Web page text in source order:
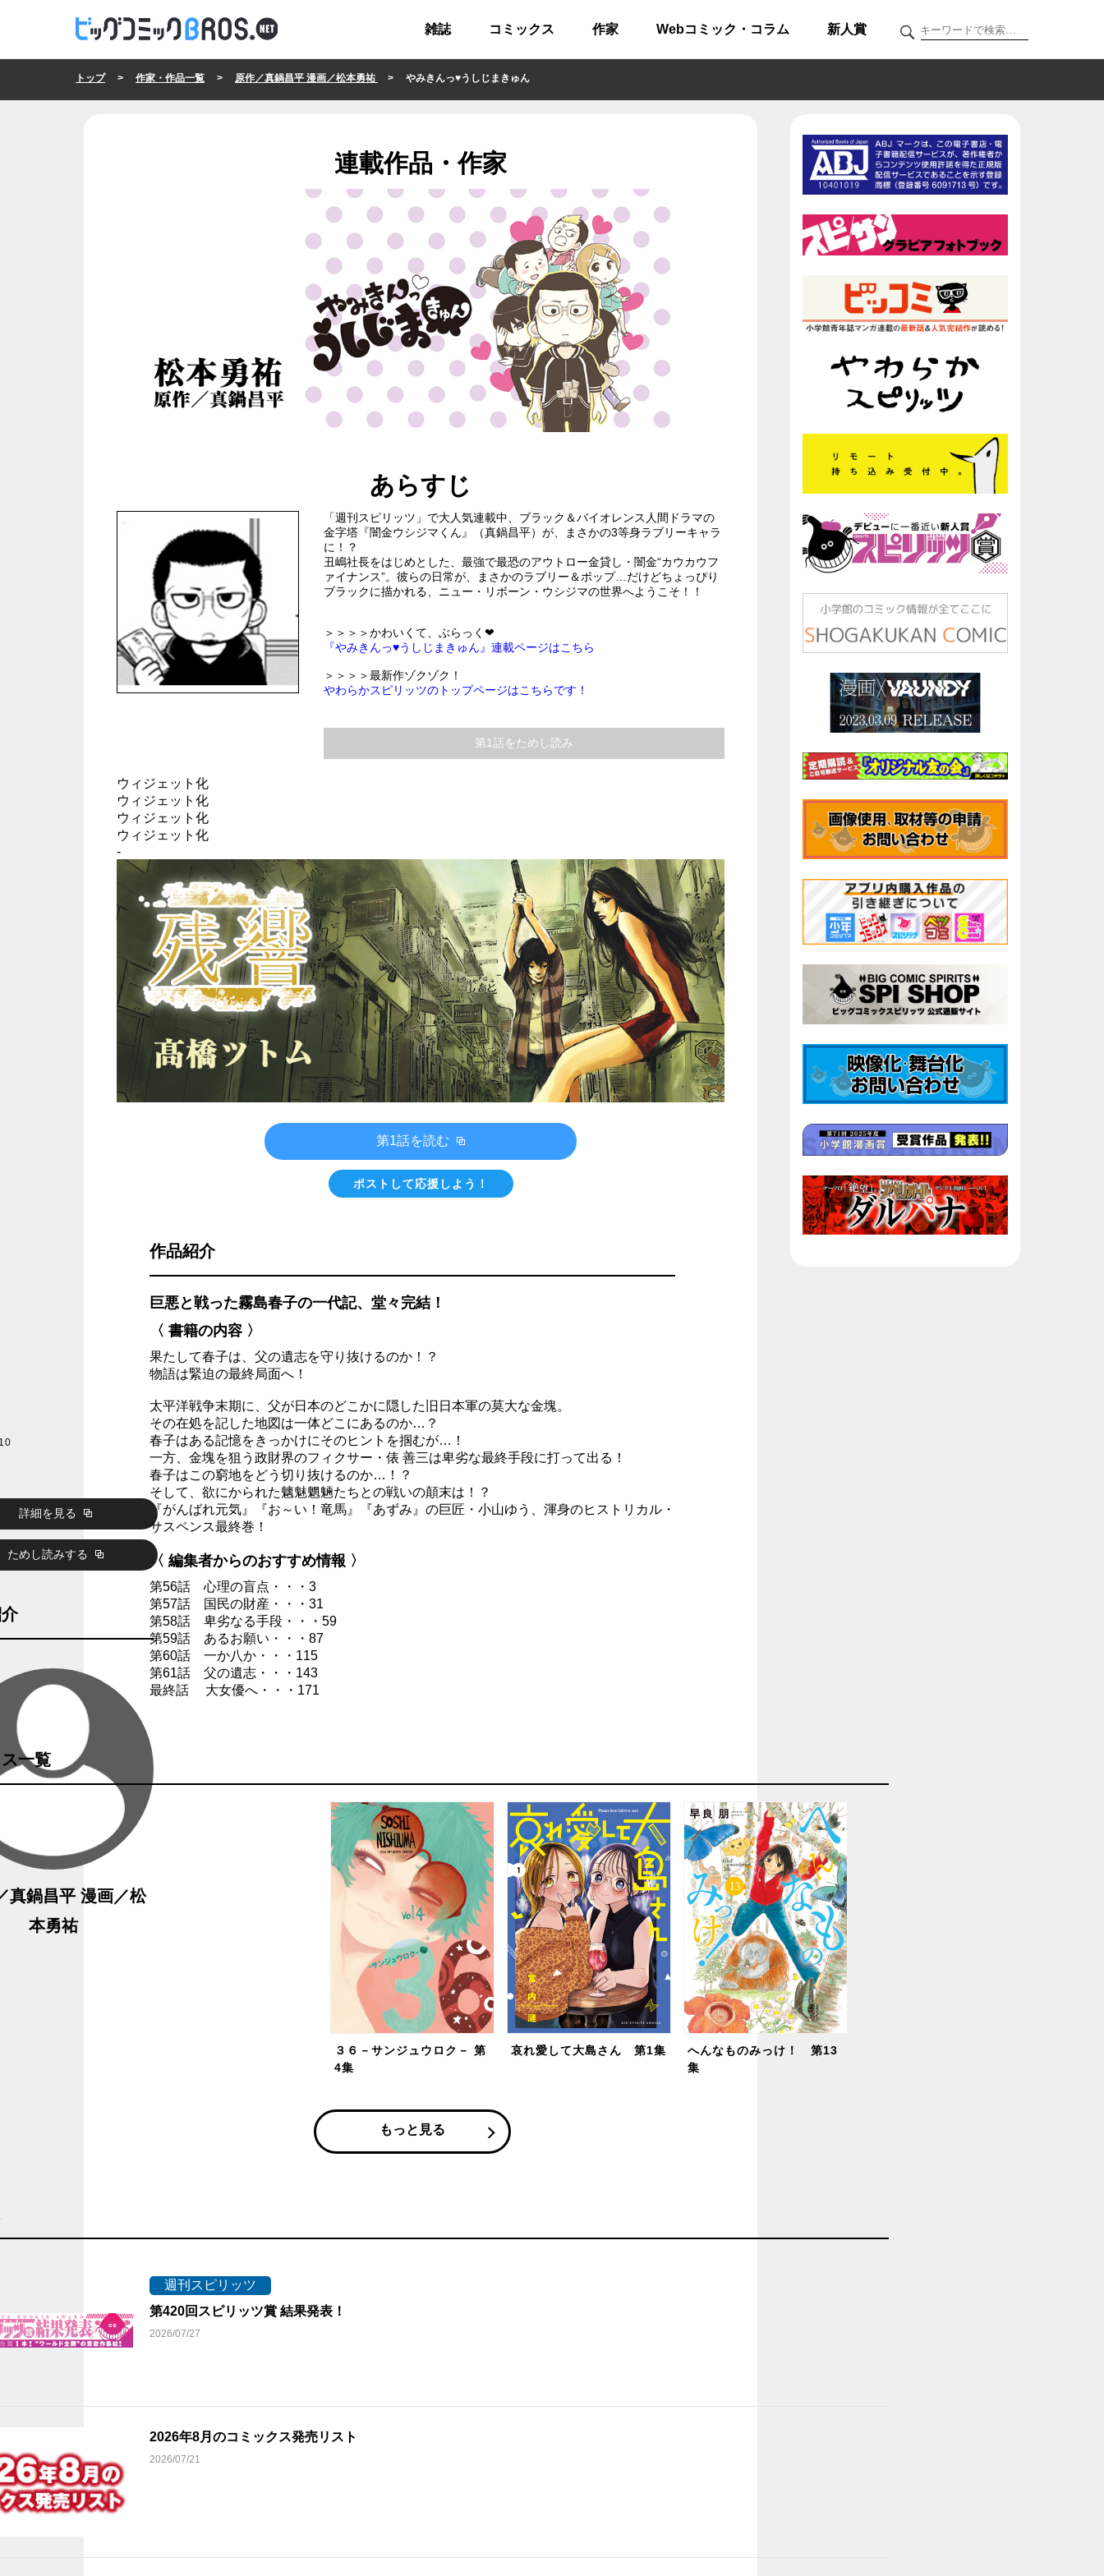
雑誌 コミックス 作家 Webコミック・コラム 新人賞
トップ> 作家・作品一覧 > 原作／真鍋昌平 漫画／松本勇祐 > やみきんっ♥うしじまきゅん
連載作品・作家
あらすじ
「週刊スピリッツ」で大人気連載中、ブラック＆バイオレンス人間ドラマの
金字塔『闇金ウシジマくん』（真鍋昌平）が、まさかの3等身ラブリーキャラ
に！？
丑嶋社長をはじめとした、最強で最恐のアウトロー金貸し・闇金“カウカウフ
ァイナンス”。彼らの日常が、まさかのラブリー＆ポップ…だけどちょっぴり
ブラックに描かれる、ニュー・リボーン・ウシジマの世界へようこそ！！
＞＞＞＞かわいくて、ぶらっく❤
『やみきんっ♥うしじまきゅん』連載ページはこちら
＞＞＞＞最新作ゾクゾク！
やわらかスピリッツのトップページはこちらです！
第1話をためし読み
ウィジェット化
ウィジェット化
ウィジェット化
ウィジェット化
-
第1話を読む
ポストして応援しよう！
詳細を見る
ためし読みする
真鍋昌平 漫画／松
本勇祐
作品紹介
巨悪と戦った霧島春子の一代記、堂々完結！
〈 書籍の内容 〉
果たして春子は、父の遺志を守り抜けるのか！？
物語は緊迫の最終局面へ！
太平洋戦争末期に、父が日本のどこかに隠した旧日本軍の莫大な金塊。
その在処を記した地図は一体どこにあるのか…？
春子はある記憶をきっかけにそのヒントを掴むが…！
一方、金塊を狙う政財界のフィクサー・俵 善三は卑劣な最終手段に打って出る！
春子はこの窮地をどう切り抜けるのか…！？
そして、欲にかられた魑魅魍魎たちとの戦いの顛末は！？
『がんばれ元気』『お～い！竜馬』『あずみ』の巨匠・小山ゆう、渾身のヒストリカル・
サスペンス最終巻！
〈 編集者からのおすすめ情報 〉
第56話 心理の盲点・・・3
第57話 国民の財産・・・31
第58話 卑劣なる手段・・・59
第59話 あるお願い・・・87
第60話 一か八か・・・115
第61話 父の遺志・・・143
最終話 大女優へ・・・171
一覧
３６－サンジュウロク－ 第
4集
哀れ愛して大島さん 第1集
へんなものみっけ！ 第13
集
もっと見る
週刊スピリッツ
第420回スピリッツ賞 結果発表！
2026/07/27
2026年8月のコミックス発売リスト
2026/07/21